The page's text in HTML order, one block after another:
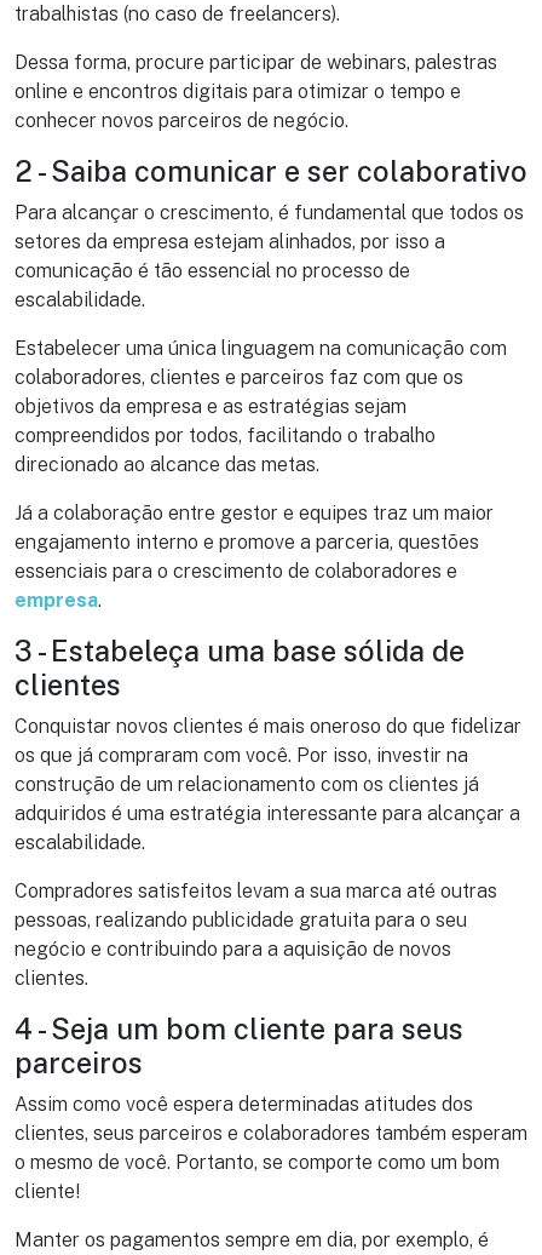
trabalhistas (no caso de freelancers).
Dessa forma, procure participar de webinars, palestras
online e encontros digitais para otimizar o tempo e
conhecer novos parceiros de negócio.
2 - Saiba comunicar e ser colaborativo
Para alcançar o crescimento, é fundamental que todos os
setores da empresa estejam alinhados, por isso a
comunicação é tão essencial no processo de
escalabilidade.
Estabelecer uma única linguagem na comunicação com
colaboradores, clientes e parceiros faz com que os
objetivos da empresa e as estratégias sejam
compreendidos por todos, facilitando o trabalho
direcionado ao alcance das metas.
Já a colaboração entre gestor e equipes traz um maior
engajamento interno e promove a parceria, questões
essenciais para o crescimento de colaboradores e
empresa.
3 - Estabeleça uma base sólida de
clientes
Conquistar novos clientes é mais oneroso do que fidelizar
os que já compraram com você. Por isso, investir na
construção de um relacionamento com os clientes já
adquiridos é uma estratégia interessante para alcançar a
escalabilidade.
Compradores satisfeitos levam a sua marca até outras
pessoas, realizando publicidade gratuita para o seu
negócio e contribuindo para a aquisição de novos
clientes.
4 - Seja um bom cliente para seus
parceiros
Assim como você espera determinadas atitudes dos
clientes, seus parceiros e colaboradores também esperam
o mesmo de você. Portanto, se comporte como um bom
cliente!
Manter os pagamentos sempre em dia, por exemplo, é